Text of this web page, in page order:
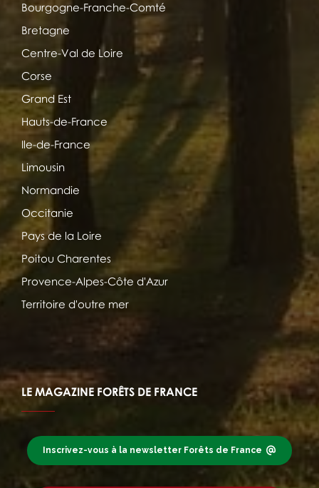
Bourgogne-Franche-Comté
Bretagne
Centre-Val de Loire
Corse
Grand Est
Hauts-de-France
Ile-de-France
Limousin
Normandie
Occitanie
Pays de la Loire
Poitou Charentes
Provence-Alpes-Côte d'Azur
Territoire d'outre mer
LE MAGAZINE FORÊTS DE FRANCE
Inscrivez-vous à la newsletter Forêts de France